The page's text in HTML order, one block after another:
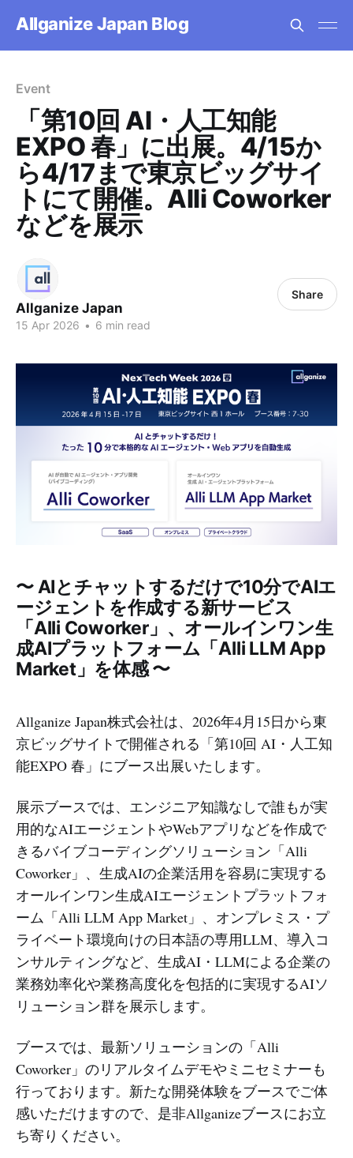
Allganize Japan Blog
Event
「第10回 AI・人工知能
EXPO 春」に出展。4/15か
ら4/17まで東京ビッグサイ
トにて開催。Alli Coworker
などを展示
Allganize Japan
15 Apr 2026 • 6 min read
Share
〜 AIとチャットするだけで10分でAIエ
ージェントを作成する新サービス
「Alli Coworker」、オールインワン生
成AIプラットフォーム「Alli LLM App
Market」を体感 〜
Allganize Japan株式会社は、2026年4月15日から東
京ビッグサイトで開催される「第10回 AI・人工知
能EXPO 春」にブース出展いたします。
展示ブースでは、エンジニア知識なしで誰もが実
用的なAIエージェントやWebアプリなどを作成で
きるバイブコーディングソリューション「Alli
Coworker」、生成AIの企業活用を容易に実現する
オールインワン生成AIエージェントプラットフォ
ーム「Alli LLM App Market」、オンプレミス・プ
ライベート環境向けの日本語の専用LLM、導入コ
ンサルティングなど、生成AI・LLMによる企業の
業務効率化や業務高度化を包括的に実現するAIソ
リューション群を展示します。
ブースでは、最新ソリューションの「Alli
Coworker」のリアルタイムデモやミニセミナーも
行っております。新たな開発体験をブースでご体
感いただけますので、是非Allganizeブースにお立
ち寄りください。